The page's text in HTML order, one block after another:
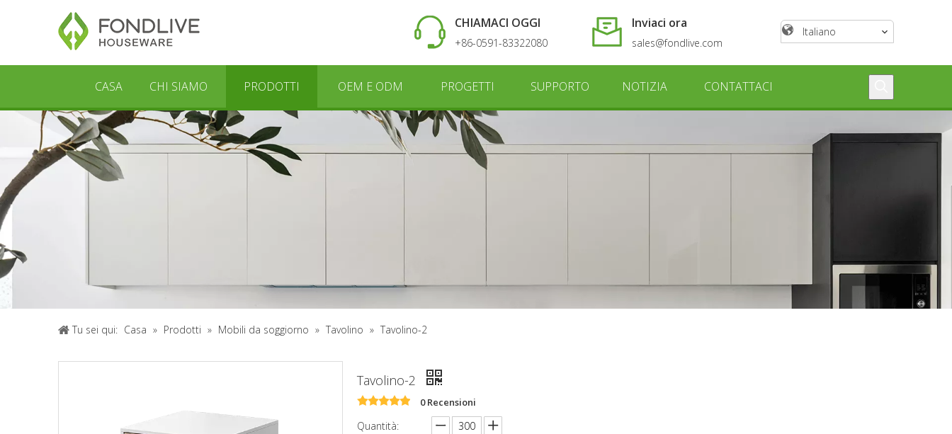
CHIAMACI OGGI
+86-0591-83322080
Inviaci ora
sales@fondlive.com
Italiano
CASA CHI SIAMO PRODOTTI OEM E ODM PROGETTI SUPPORTO NOTIZIA CONTATTACI
Tu sei qui: Casa » Prodotti » Mobili da soggiorno » Tavolino » Tavolino-2
Tavolino-2
0 Recensioni
Quantità: